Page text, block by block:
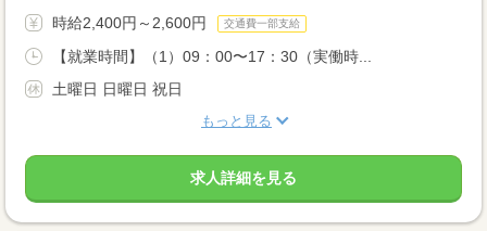
時給2,400円～2,600円 交通費一部支給
【就業時間】（1）09：00〜17：30（実働時...
土曜日 日曜日 祝日
もっと見る
求人詳細を見る